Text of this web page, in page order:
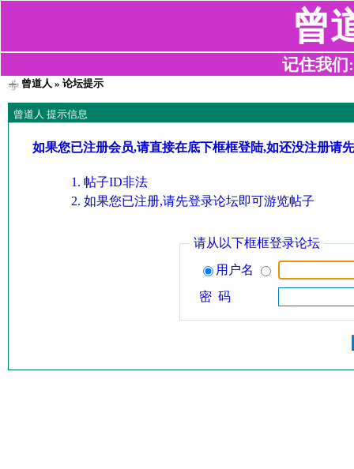
曾
记住我们
曾道人 » 论坛提示
曾道人 提示信息
如果您已注册会员,请直接在底下框框登陆,如还没注册请
帖子ID非法
如果您已注册,请先登录论坛即可游览帖子
请从以下框框登录论坛
用户名
密 码